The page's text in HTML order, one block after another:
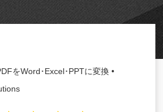
をWord･Excel･PPTに変換 •